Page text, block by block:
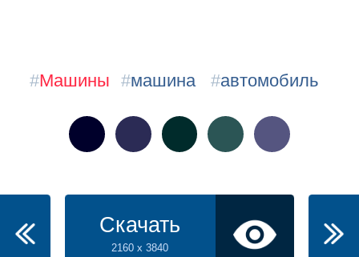
#Машины #машина #автомобиль
Скачать
2160 x 3840